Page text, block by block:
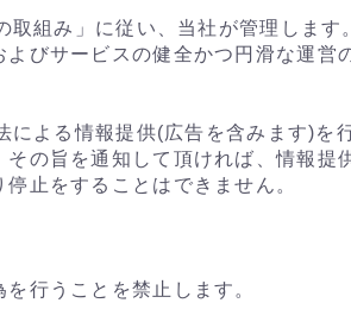
組み」に従い、当社が管理しま
びサービスの健全かつ円滑な運営
よる情報提供(広告を含みます)を
の旨を通知して頂ければ、情報提
止をすることはできません。
行うことを禁止します。